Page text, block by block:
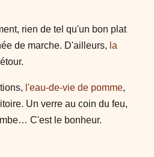
rien de tel qu'un bon plat
de marche. D'ailleurs, la
l'eau-de-vie de pomme,
Un verre au coin du feu,
C'est le bonheur.